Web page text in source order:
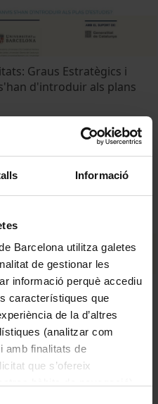
Informació
Barcelona utilitza galetes
de gestionar les
informació perquè accediu
característiques que
de la d’altres
(analitzar com
amb finalitats de
que s’ofereix
Graus Estratègics i
d'introduir als plans
Recerca, divulgació i